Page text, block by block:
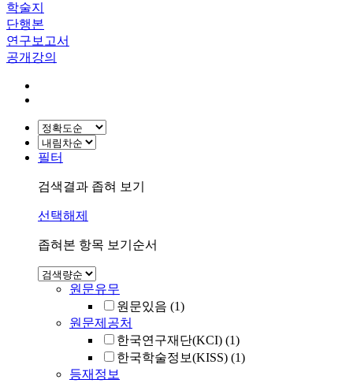
학술지
단행본
연구보고서
공개강의
필터
검색결과 좁혀 보기
선택해제
좁혀본 항목 보기순서
원문유무
원문있음 (1)
원문제공처
한국연구재단(KCI) (1)
한국학술정보(KISS) (1)
등재정보